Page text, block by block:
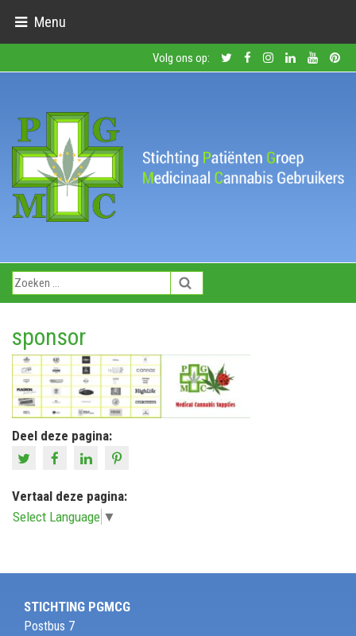
Menu
Volg ons op:
sponsor
Deel deze pagina:
Vertaal deze pagina:
Select Language ▼
STICHTING PGMCG
Postbus 7